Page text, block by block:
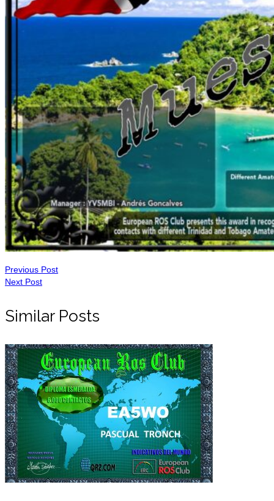
Previous Post
Next Post
Similar Posts